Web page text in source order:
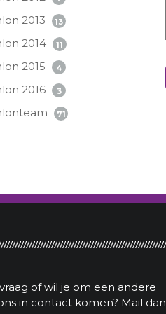
2013 13
2014 11
2015 4
2016 3
71
of wil je om een andere
in contact komen? Mail dan